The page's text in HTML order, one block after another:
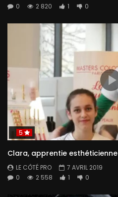
0
2 820 1 0
5
Clara, apprentie esthéticienne
LE CÔTÉ PRO
7 AVRIL 2019
0
2 558 1 0